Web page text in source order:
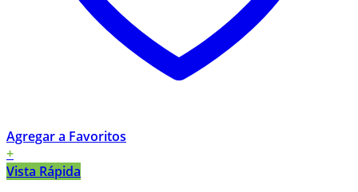
Agregar a Favoritos
+
Vista Rápida